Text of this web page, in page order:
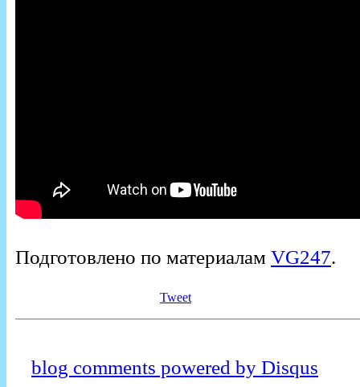
Подготовлено по материалам VG247.
Tweet
blog comments powered by Disqus